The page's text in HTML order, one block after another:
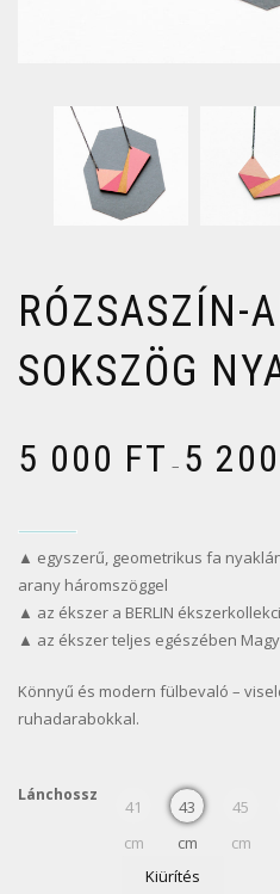
RÓZSASZÍN-
SOKSZÖG
5 000 FT – 5 200
▲ egyszerű, geometrikus fa
arany háromszöggel
▲ az ékszer a BERLIN
▲ az ékszer teljes egészében
Könnyű és modern fülbevaló –
ruhadarabokkal.
Lánchossz
41
cm
43
cm
45
cm
Kiürítés